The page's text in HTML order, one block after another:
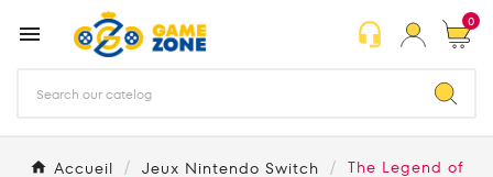
 headset_mic 0
Accueil Jeux Nintendo Switch
The Legend of